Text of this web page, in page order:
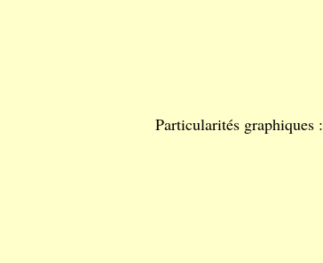
Particularités graphiques :